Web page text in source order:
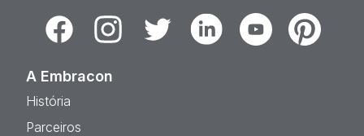
FacebookInstagramTwitter LinkedinYoutubePinterest
A Embracon
História
Parceiros